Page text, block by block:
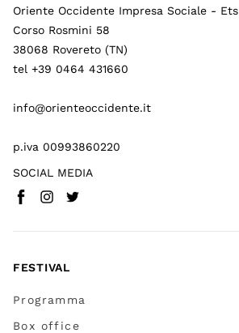
Oriente Occidente Impresa Sociale - Ets
Corso Rosmini 58
38068 Rovereto (TN)
tel +39 0464 431660
info@orienteoccidente.it
p.iva 00993860220
SOCIAL MEDIA
Facebook(
Instagram
Twitter
FESTIVAL
Programma
Box office